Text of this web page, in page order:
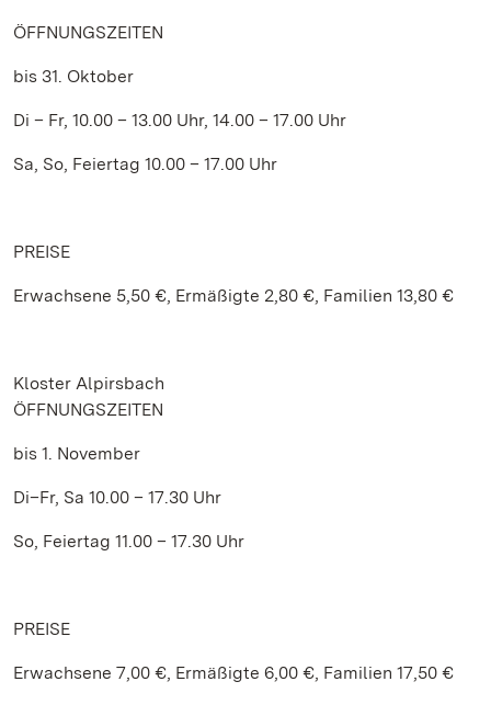
ÖFFNUNGSZEITEN
bis 31. Oktober
Di – Fr, 10.00 – 13.00 Uhr, 14.00 – 17.00 Uhr
Sa, So, Feiertag 10.00 – 17.00 Uhr
PREISE
Erwachsene 5,50 €, Ermäßigte 2,80 €, Familien 13,80 €
Kloster Alpirsbach
ÖFFNUNGSZEITEN
bis 1. November
Di–Fr, Sa 10.00 – 17.30 Uhr
So, Feiertag 11.00 – 17.30 Uhr
PREISE
Erwachsene 7,00 €, Ermäßigte 6,00 €, Familien 17,50 €